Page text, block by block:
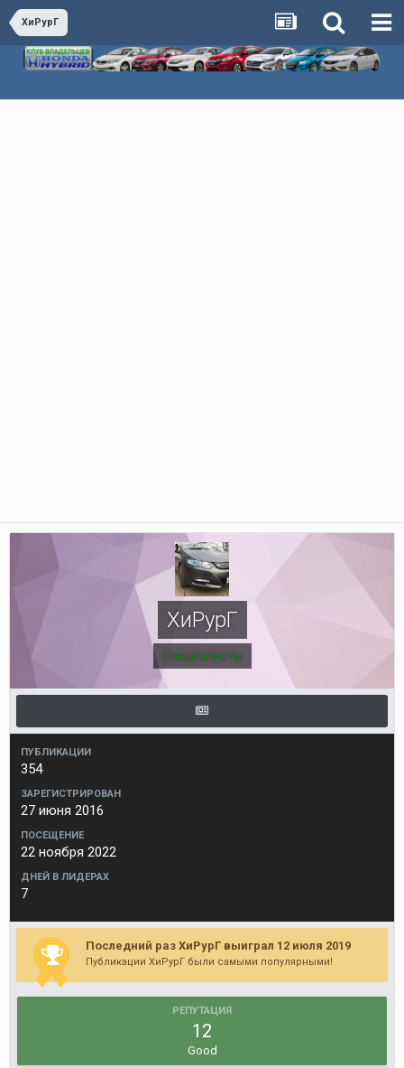
ХиРурГ
ХиРурГ
Специалисты
ПУБЛИКАЦИИ
354
ЗАРЕГИСТРИРОВАН
27 июня 2016
ПОСЕЩЕНИЕ
22 ноября 2022
ДНЕЙ В ЛИДЕРАХ
7
Последний раз ХиРурГ выиграл 12 июля 2019
Публикации ХиРурГ были самыми популярными!
РЕПУТАЦИЯ
12
Good